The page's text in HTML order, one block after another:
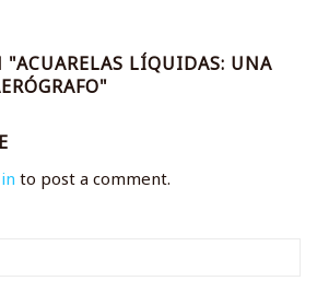
"ACUARELAS LÍQUIDAS: UNA
to post a comment.